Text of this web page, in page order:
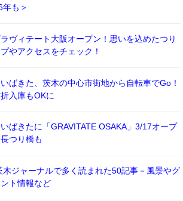
年も＞
ヴィテート大阪オープン！思いを込めたつり
やアクセスをチェック！
ばきた、茨木の中心市街地から自転車でGo！
入庫もOKに
ばきたに「GRAVITATE OSAKA」3/17オープ
つり橋も
木ジャーナルで多く読まれた50記事－風景やグ
ト情報など